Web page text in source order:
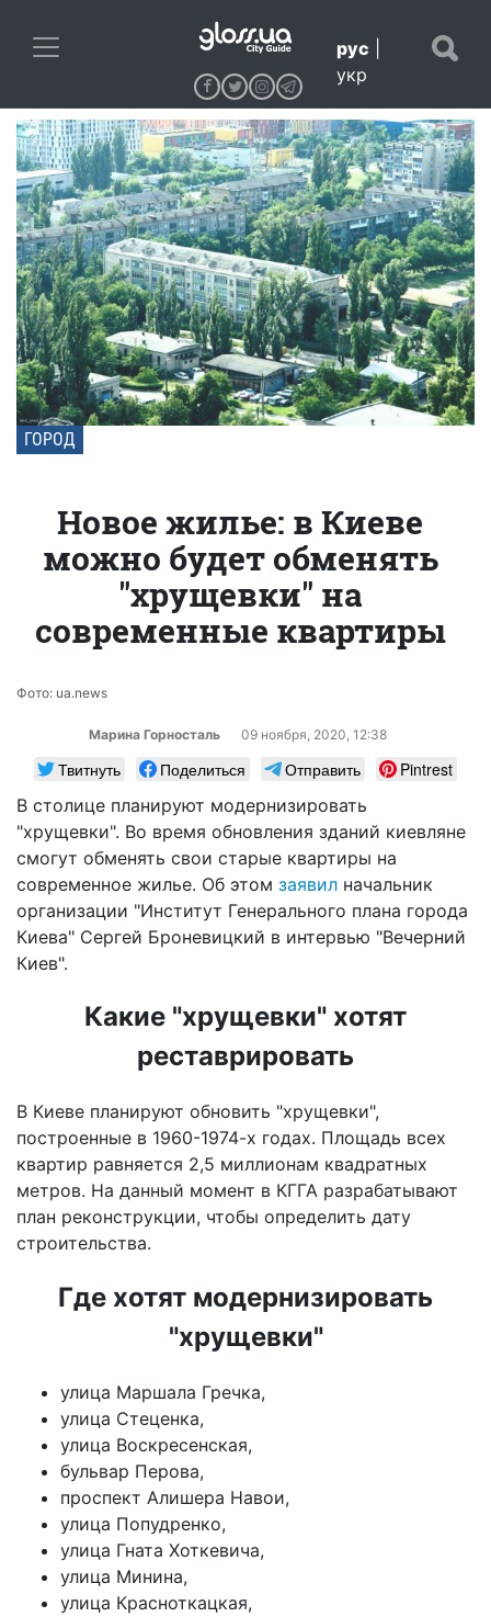
рус
укр
ГОРОД
Новое жилье: в Киеве
можно будет обменять
"хрущевки" на
современные квартиры
Фото: ua.news
Марина Горносталь 09 ноября, 2020, 12:38
Твитнуть Поделиться Отправить
Pintrest
В столице планируют модернизировать
"хрущевки". Во время обновления зданий киевляне
смогут обменять свои старые квартиры на
современное жилье. Об этом заявил начальник
организации "Институт Генерального плана города
Киева" Сергей Броневицкий в интервью "Вечерний
Киев".
Какие "хрущевки" хотят
реставрировать
В Киеве планируют обновить "хрущевки",
построенные в 1960-1974-х годах. Площадь всех
квартир равняется 2,5 миллионам квадратных
метров. На данный момент в КГГА разрабатывают
план реконструкции, чтобы определить дату
строительства.
Где хотят модернизировать
"хрущевки"
улица Маршала Гречка,
улица Стеценка,
улица Воскресенская,
бульвар Перова,
проспект Алишера Навои,
улица Попудренко,
улица Гната Хоткевича,
улица Минина,
улица Красноткацкая,